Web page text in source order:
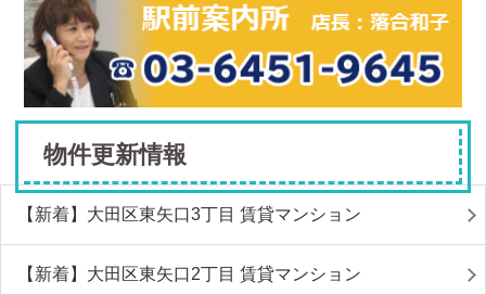
物件更新情報
【新着】大田区東矢口3丁目 賃貸マンション
【新着】大田区東矢口2丁目 賃貸マンション